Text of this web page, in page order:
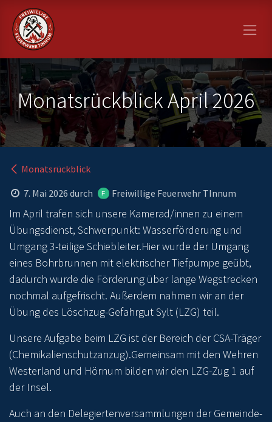
Zum Inhalt springen
Monatsrückblick April 2026
Monatsrückblick
7. Mai 2026 durch Freiwillige Feuerwehr TInnum
Im April trafen sich unsere Kamerad/innen zu einem
Übungsdienst, Schwerpunkt: Wasserförderung und
Umgang 3-teilige Schiebleiter.Hier wurde der Umgang
eines Bohrbrunnen mit elektrischer Tiefpumpe geübt,
dadurch wurde die Förderung über lange Wegstrecken
nochmal aufgefrischt. Außerdem nahmen wir an der
Übung des Löschzug-Gefahrgut Sylt (LZG) teil.
Unsere Aufgabe beim LZG ist der Bereich der CSA-Träger
(Chemikalienschutzanzug).Gemeinsam mit den Wehren
Westerland und Hörnum bilden wir den LZG-Zug 1 auf
der Insel.
Auch an den Delegiertenversammlungen der Gemeinde-